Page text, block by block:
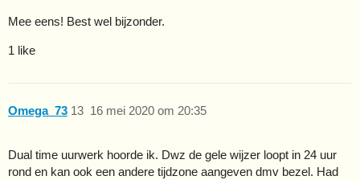
Mee eens! Best wel bijzonder.
1 like
Omega_73 16 mei 2020 om 20:35
13
Dual time uurwerk hoorde ik. Dwz de gele wijzer loopt in 24 uur
rond en kan ook een andere tijdzone aangeven dmv bezel. Had